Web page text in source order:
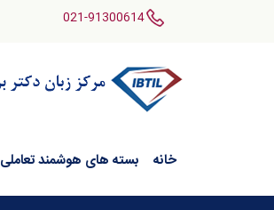
021-91300614
خانه بسته های هوشمند تعاملی